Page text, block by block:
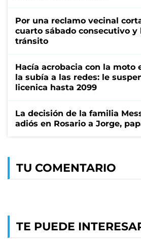
Por una reclamo vecinal
cuarto sábado consecutivo y
tránsito
Hacía acrobacia con la moto
la subía a las redes: le
licenica hasta 2099
La decisión de la familia
adiós en Rosario a Jorge,
TU COMENTARIO
TE PUEDE